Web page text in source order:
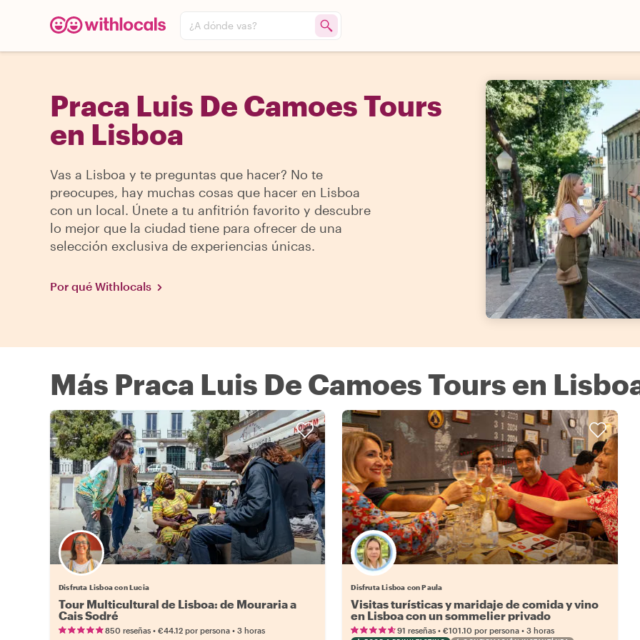
¿A dónde vas?
Praca Luis De Camoes Tours
en Lisboa
Vas a Lisboa y te preguntas que hacer? No te
preocupes, hay muchas cosas que hacer en Lisboa
con un local. Únete a tu anfitrión favorito y descubre
lo mejor que la ciudad tiene para ofrecer de una
selección exclusiva de experiencias únicas.
Por qué Withlocals
Más Praca Luis De Camoes Tours en
Disfruta Lisboa con Lucia
Tour Multicultural de Lisboa: de Mouraria a
Cais Sodré
850 reseñas • €44.12 por persona • 3 horas
Disfruta Lisboa con Paula
Visitas turísticas y maridaje de comida y vino
en Lisboa con un sommelier privado
91 reseñas •€101.10 por persona •3 horas